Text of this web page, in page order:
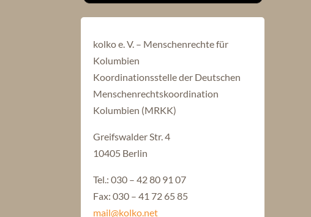
kolko e. V. – Menschenrechte für
Kolumbien
Koordinationsstelle der Deutschen
Menschenrechtskoordination
Kolumbien (MRKK)
Greifswalder Str. 4
10405 Berlin
Tel.: 030 – 42 80 91 07
Fax: 030 – 41 72 65 85
mail@kolko.net